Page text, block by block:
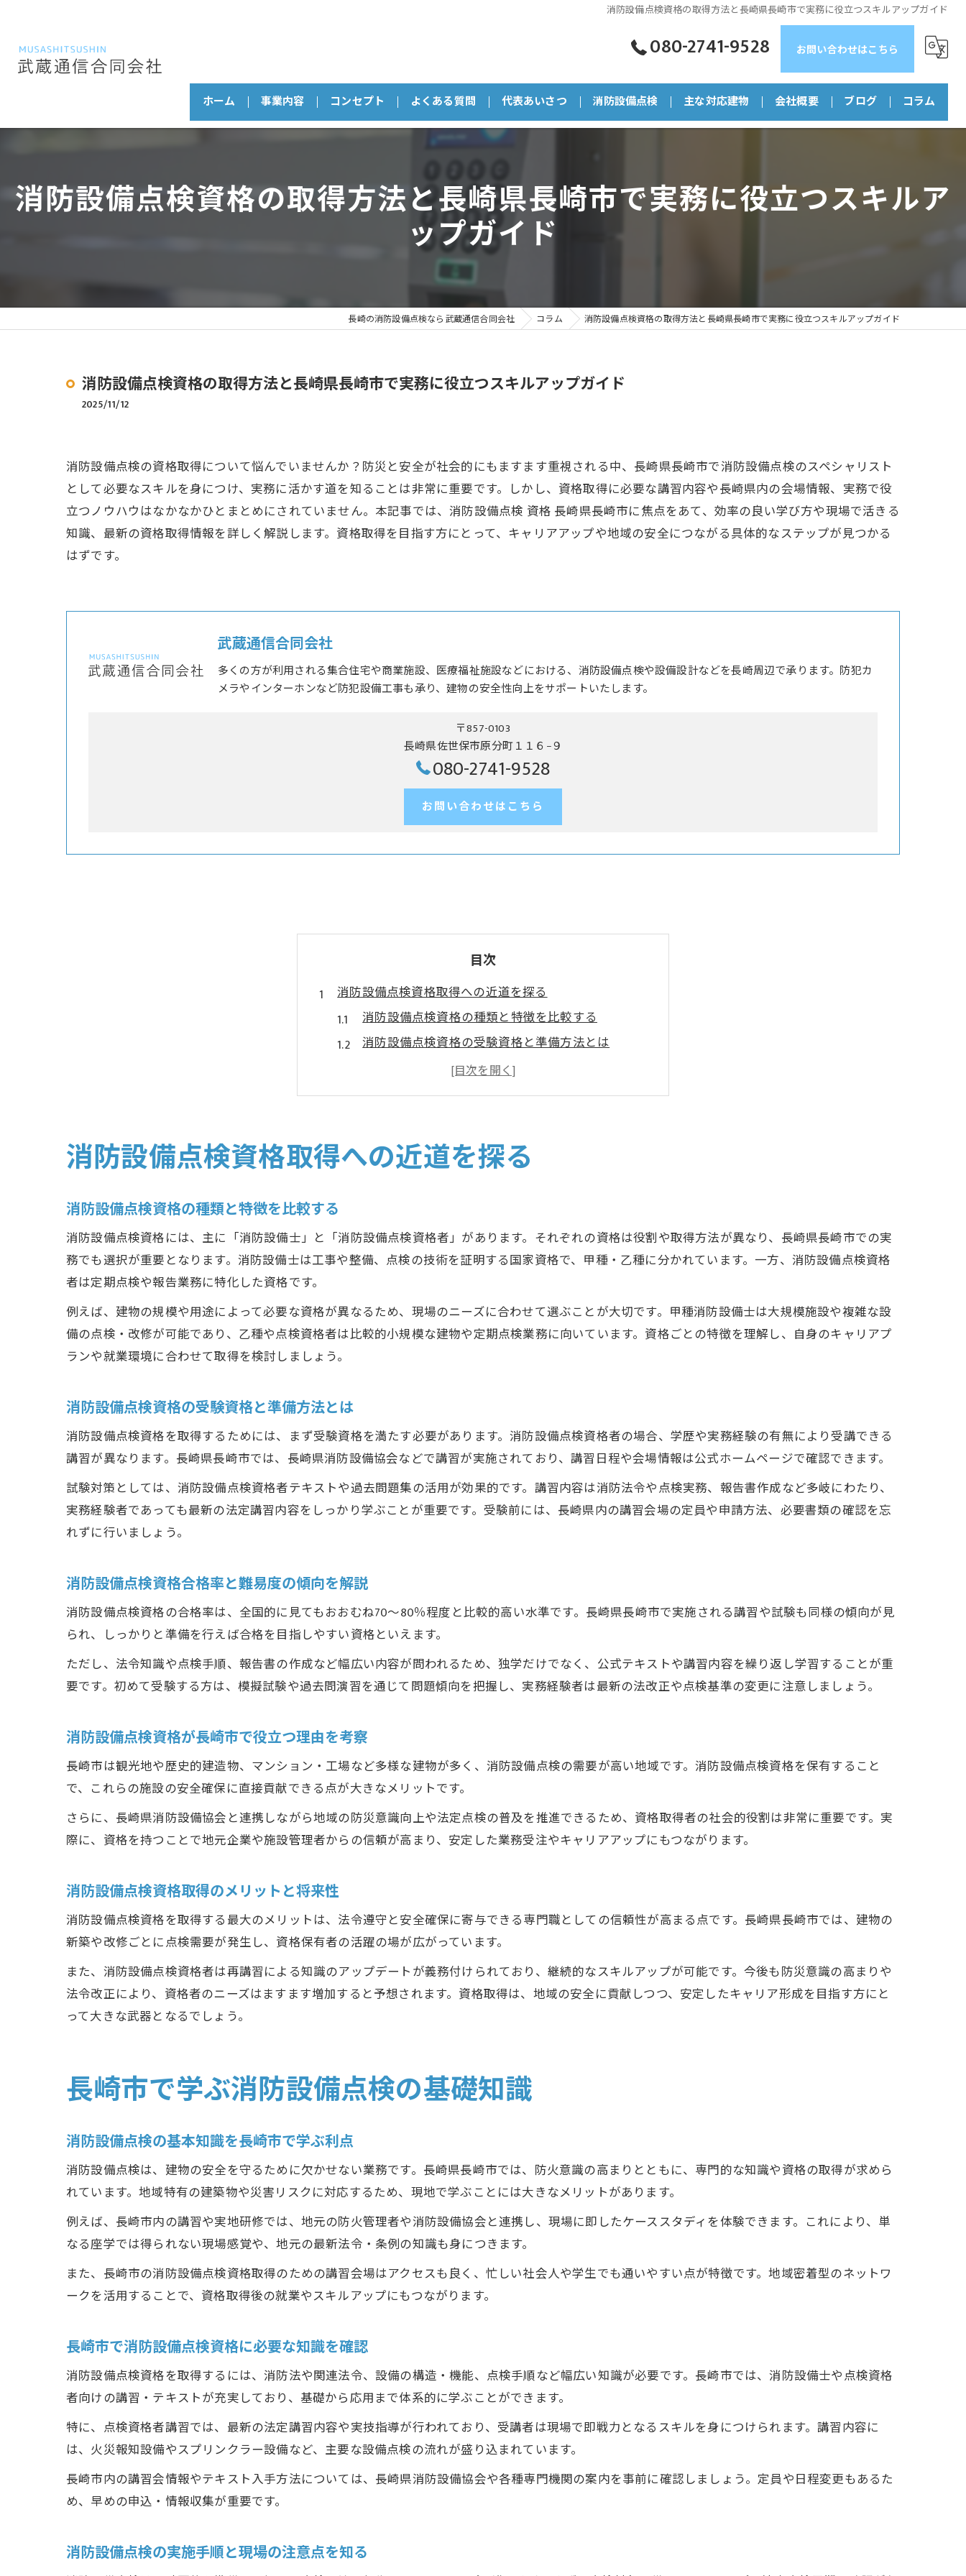
消防設備点検資格の取得方法と長崎県長崎市で実務に役立つスキルアップガイド
080-2741-9528 お問い合わせはこちら
ホーム 事業内容 コンセプト よくある質問 代表あいさつ 消防設備点検 主な対応建物
店舗
会社概要 ブログ コラム
消防設備点検資格の取得方法と長崎県長崎市で実務に役立つスキルア
ップガイド
長崎の消防設備点検なら武蔵通信合同会社 コラム 消防設備点検資格の取得方法と長崎県長崎市で実務に役立つスキルアップガイド
消防設備点検資格の取得方法と長崎県長崎市で実務に役立つスキルアップガイド
2025/11/12
消防設備点検の資格取得について悩んでいませんか？防災と安全が社会的にもますます重視される中、長崎県長崎市で消防設備点検のスペシャリスト
として必要なスキルを身につけ、実務に活かす道を知ることは非常に重要です。しかし、資格取得に必要な講習内容や長崎県内の会場情報、実務で役
立つノウハウはなかなかひとまとめにされていません。本記事では、消防設備点検 資格 長崎県長崎市に焦点をあて、効率の良い学び方や現場で活きる
知識、最新の資格取得情報を詳しく解説します。資格取得を目指す方にとって、キャリアアップや地域の安全につながる具体的なステップが見つかる
はずです。
武蔵通信合同会社
多くの方が利用される集合住宅や商業施設、医療福祉施設などにおける、消防設備点検や設備設計などを長崎周辺で承ります。防犯カ
メラやインターホンなど防犯設備工事も承り、建物の安全性向上をサポートいたします。
〒857-0103
長崎県佐世保市原分町１１６−９
080-2741-9528
お問い合わせはこちら
目次
消防設備点検資格取得への近道を探る
消防設備点検資格の種類と特徴を比較する
消防設備点検資格の受験資格と準備方法とは
消防設備点検資格合格率と難易度の傾向を解説
消防設備点検資格が長崎市で役立つ理由を考察
長崎市で学ぶ消防設備点検の基礎知識
消防設備点検の基本知識を長崎市で学ぶ利点
長崎市の防火管理者講習と消防設備点検の関連性
消防設備点検資格者に求められるスキルとは
消防設備点検資格取得でスキルアップを目指す
消防設備点検資格者の業務範囲と活かし方解説
消防設備点検実務で役立つノウハウ解説
消防設備点検資格者が知っておきたい実務知識
消防設備点検現場で求められる対応力とは
消防設備点検資格取得後の法定点検業務を解説
消防設備点検資格者が実務で直面する課題とは
資格取得に必要な講習内容を詳しくチェック
消防設備点検資格取得に必要な講習内容の全体像
消防設備点検資格取得に役立つテキストの選び方
消防設備点検講習の申し込み手順と注意点を紹介
消防設備点検資格者になるための準備とは
消防設備点検資格取得に向けた学習計画の立て方
消防設備点検資格の受験申し込み手順を確認
消防設備点検資格者におすすめの勉強法紹介
消防設備点検資格者講習日程の調べ方と予約方法
消防設備点検資格取得への近道を探る
消防設備点検資格の種類と特徴を比較する
消防設備点検資格には、主に「消防設備士」と「消防設備点検資格者」があります。それぞれの資格は役割や取得方法が異なり、長崎県長崎市での実
務でも選択が重要となります。消防設備士は工事や整備、点検の技術を証明する国家資格で、甲種・乙種に分かれています。一方、消防設備点検資格
者は定期点検や報告業務に特化した資格です。
例えば、建物の規模や用途によって必要な資格が異なるため、現場のニーズに合わせて選ぶことが大切です。甲種消防設備士は大規模施設や複雑な設
備の点検・改修が可能であり、乙種や点検資格者は比較的小規模な建物や定期点検業務に向いています。資格ごとの特徴を理解し、自身のキャリアプ
ランや就業環境に合わせて取得を検討しましょう。
消防設備点検資格の受験資格と準備方法とは
消防設備点検資格を取得するためには、まず受験資格を満たす必要があります。消防設備点検資格者の場合、学歴や実務経験の有無により受講できる
講習が異なります。長崎県長崎市では、長崎県消防設備協会などで講習が実施されており、講習日程や会場情報は公式ホームページで確認できます。
試験対策としては、消防設備点検資格者テキストや過去問題集の活用が効果的です。講習内容は消防法令や点検実務、報告書作成など多岐にわたり、
実務経験者であっても最新の法定講習内容をしっかり学ぶことが重要です。受験前には、長崎県内の講習会場の定員や申請方法、必要書類の確認を忘
れずに行いましょう。
消防設備点検資格合格率と難易度の傾向を解説
消防設備点検資格の合格率は、全国的に見てもおおむね70～80％程度と比較的高い水準です。長崎県長崎市で実施される講習や試験も同様の傾向が見
られ、しっかりと準備を行えば合格を目指しやすい資格といえます。
ただし、法令知識や点検手順、報告書の作成など幅広い内容が問われるため、独学だけでなく、公式テキストや講習内容を繰り返し学習することが重
要です。初めて受験する方は、模擬試験や過去問演習を通じて問題傾向を把握し、実務経験者は最新の法改正や点検基準の変更に注意しましょう。
消防設備点検資格が長崎市で役立つ理由を考察
長崎市は観光地や歴史的建造物、マンション・工場など多様な建物が多く、消防設備点検の需要が高い地域です。消防設備点検資格を保有すること
で、これらの施設の安全確保に直接貢献できる点が大きなメリットです。
さらに、長崎県消防設備協会と連携しながら地域の防災意識向上や法定点検の普及を推進できるため、資格取得者の社会的役割は非常に重要です。実
際に、資格を持つことで地元企業や施設管理者からの信頼が高まり、安定した業務受注やキャリアアップにもつながります。
消防設備点検資格取得のメリットと将来性
消防設備点検資格を取得する最大のメリットは、法令遵守と安全確保に寄与できる専門職としての信頼性が高まる点です。長崎県長崎市では、建物の
新築や改修ごとに点検需要が発生し、資格保有者の活躍の場が広がっています。
また、消防設備点検資格者は再講習による知識のアップデートが義務付けられており、継続的なスキルアップが可能です。今後も防災意識の高まりや
法令改正により、資格者のニーズはますます増加すると予想されます。資格取得は、地域の安全に貢献しつつ、安定したキャリア形成を目指す方にと
って大きな武器となるでしょう。
長崎市で学ぶ消防設備点検の基礎知識
消防設備点検の基本知識を長崎市で学ぶ利点
消防設備点検は、建物の安全を守るために欠かせない業務です。長崎県長崎市では、防火意識の高まりとともに、専門的な知識や資格の取得が求めら
れています。地域特有の建築物や災害リスクに対応するため、現地で学ぶことには大きなメリットがあります。
例えば、長崎市内の講習や実地研修では、地元の防火管理者や消防設備協会と連携し、現場に即したケーススタディを体験できます。これにより、単
なる座学では得られない現場感覚や、地元の最新法令・条例の知識も身につきます。
また、長崎市の消防設備点検資格取得のための講習会場はアクセスも良く、忙しい社会人や学生でも通いやすい点が特徴です。地域密着型のネットワ
ークを活用することで、資格取得後の就業やスキルアップにもつながります。
長崎市で消防設備点検資格に必要な知識を確認
消防設備点検資格を取得するには、消防法や関連法令、設備の構造・機能、点検手順など幅広い知識が必要です。長崎市では、消防設備士や点検資格
者向けの講習・テキストが充実しており、基礎から応用まで体系的に学ぶことができます。
特に、点検資格者講習では、最新の法定講習内容や実技指導が行われており、受講者は現場で即戦力となるスキルを身につけられます。講習内容に
は、火災報知設備やスプリンクラー設備など、主要な設備点検の流れが盛り込まれています。
長崎市内の講習会情報やテキスト入手方法については、長崎県消防設備協会や各種専門機関の案内を事前に確認しましょう。定員や日程変更もあるた
め、早めの申込・情報収集が重要です。
消防設備点検の実施手順と現場の注意点を知る